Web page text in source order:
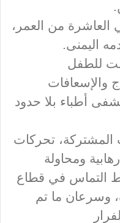
من العمر،
اليمنى.
للطفل
والإسعافات
أطباء بلا حدود
المشتركة، تحركات
ومحاولة
التماس في قطاع
وسرعان ما تم